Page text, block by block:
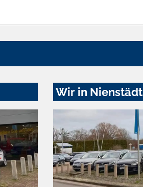
Wir in Nienstädt